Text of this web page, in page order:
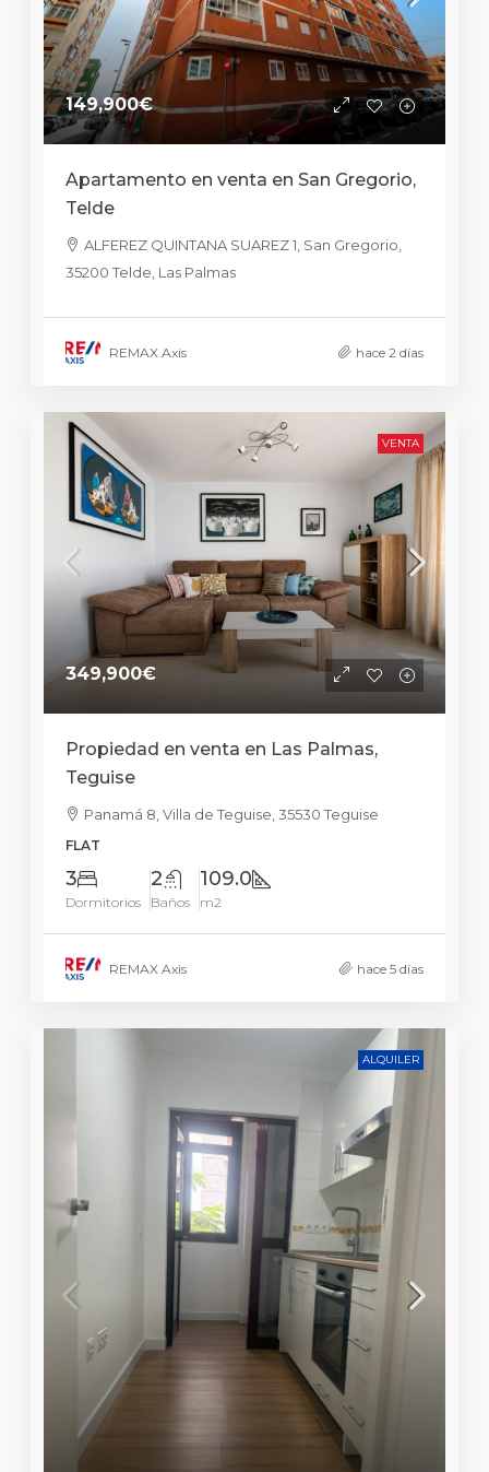
149,900€
Apartamento en venta en San Gregorio,
Telde
ALFEREZ QUINTANA SUAREZ 1, San Gregorio,
35200 Telde, Las Palmas
REMAX Axis hace 2 días
VENTA
349,900€
Propiedad en venta en Las Palmas,
Teguise
Panamá 8, Villa de Teguise, 35530 Teguise
FLAT
3
Dormitorios
2
Baños
109.0
m2
REMAX Axis hace 5 días
ALQUILER